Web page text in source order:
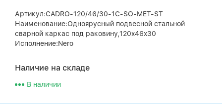
Артикул:CADRO-120/46/30-1C-SO-MET-ST
Наименование:Одноярусный подвесной стальной
сварной каркас под раковину,120x46x30
Исполнение:Nero
Наличие на складе
В наличии